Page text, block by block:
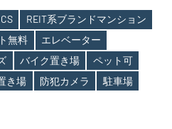
CS
REIT系ブランドマンション
無料
エレベーター
バイク置き場
ペット可
き場 防犯カメラ
駐車場